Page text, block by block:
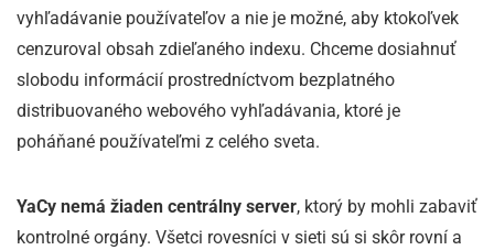
vyhľadávanie používateľov a nie je možné, aby ktokoľvek
cenzuroval obsah zdieľaného indexu. Chceme dosiahnuť
slobodu informácií prostredníctvom bezplatného
distribuovaného webového vyhľadávania, ktoré je
poháňané používateľmi z celého sveta.
YaCy nemá žiaden centrálny server, ktorý by mohli zabaviť
kontrolné orgány. Všetci rovesníci v sieti sú si skôr rovní a